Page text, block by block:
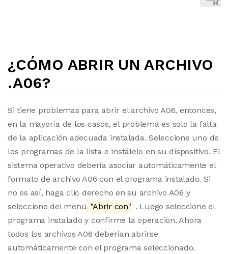
¿CÓMO ABRIR UN ARCHIVO
.A06?
Si tiene problemas para abrir el archivo A06, entonces,
en la mayoría de los casos, el problema es solo la falta
de la aplicación adecuada instalada. Seleccione uno de
los programas de la lista e instálelo en su dispositivo. El
sistema operativo debería asociar automáticamente el
formato de archivo A06 con el programa instalado. Si
no es así, haga clic derecho en su archivo A06 y
seleccione del menú "Abrir con" . Luego seleccione el
programa instalado y confirme la operación. Ahora
todos los archivos A06 deberían abrirse
automáticamente con el programa seleccionado.